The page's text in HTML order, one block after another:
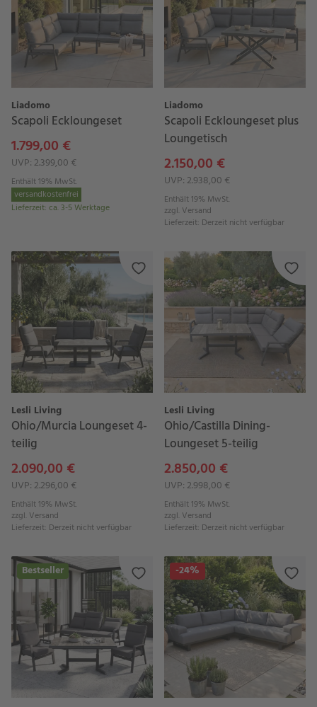
Liadomo
Scapoli Eckloungeset
1.799,00 €
UVP: 2.399,00 €
Enthält 19% MwSt.
versandkostenfrei
Lieferzeit: ca. 3-5 Werktage
Liadomo
Scapoli Eckloungeset plus
Loungetisch
2.150,00 €
UVP: 2.938,00 €
Enthält 19% MwSt.
zzgl. Versand
Lieferzeit: Derzeit nicht verfügbar
Lesli Living
Ohio/Murcia Loungeset 4-
teilig
2.090,00 €
UVP: 2.296,00 €
Enthält 19% MwSt.
zzgl. Versand
Lieferzeit: Derzeit nicht verfügbar
Lesli Living
Ohio/Castilla Dining-
Loungeset 5-teilig
2.850,00 €
UVP: 2.998,00 €
Enthält 19% MwSt.
zzgl. Versand
Lieferzeit: Derzeit nicht verfügbar
Bestseller -24%